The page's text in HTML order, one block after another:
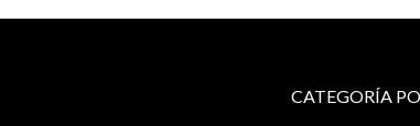
CATEGORÍA